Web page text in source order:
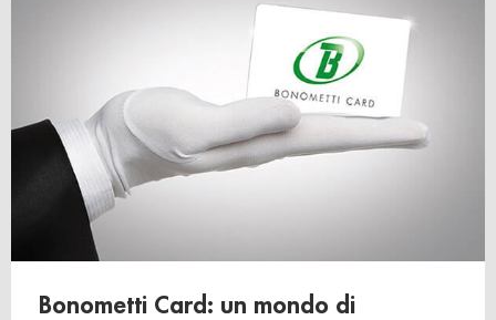
Bonometti Card: un mondo di